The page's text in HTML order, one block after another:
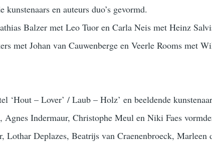
kunstenaars en auteurs duo’s gevormd.
Balzer met Leo Tuor en Carla Neis met Heinz
met Johan van Cauwenberge en Veerle Rooms met
‘Hout – Lover’ / Laub – Holz’ en beeldende
Indermaur, Christophe Meul en Niki Faes
Lothar Deplazes, Beatrijs van Craenenbroeck, Marleen